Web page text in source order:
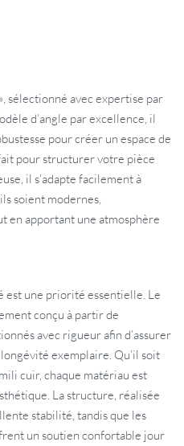
sélectionné avec expertise par
d’angle par excellence, il
pour créer un espace de
pour structurer votre pièce
il s’adapte facilement à
soient modernes,
en apportant une atmosphère
est une priorité essentielle. Le
conçu à partir de
avec rigueur afin d’assurer
exemplaire. Qu’il soit
cuir, chaque matériau est
La structure, réalisée
stabilité, tandis que les
un soutien confortable jour